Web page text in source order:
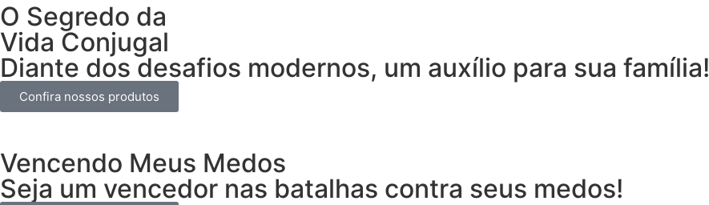
O Segredo da
Vida Conjugal
Diante dos desafios modernos, um auxílio para sua família!
Confira nossos produtos
Vencendo Meus Medos
Seja um vencedor nas batalhas contra seus medos!